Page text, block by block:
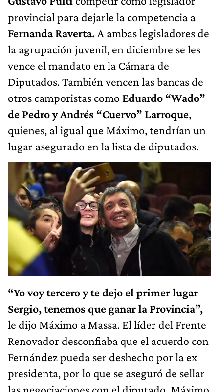
provincial para dejarle la competencia a
Fernanda Raverta. A ambas legisladores de
la agrupación juvenil, en diciembre se les
vence el mandato en la Cámara de
Diputados. También vencen las bancas de
otros camporistas como Eduardo “Wado”
de Pedro y Andrés “Cuervo” Larroque,
quienes, al igual que Máximo, tendrían un
lugar asegurado en la lista de diputados.
“Yo voy tercero y te dejo el primer lugar
Sergio, tenemos que ganar la Provincia”,
le dijo Máximo a Massa. El líder del Frente
Renovador desconfiaba que el acuerdo con
Fernández pueda ser deshecho por la ex
presidenta, por lo que se aseguró de sellar